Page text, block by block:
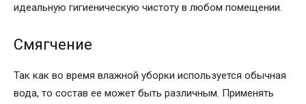
идеальную гигиеническую чистоту в любом помещении.
Смягчение
Так как во время влажной уборки используется обычная
вода, то состав ее может быть различным. Применять